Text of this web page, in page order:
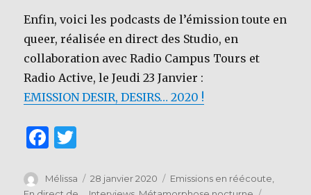
Enfin, voici les podcasts de l’émission toute en
queer, réalisée en direct des Studio, en
collaboration avec Radio Campus Tours et
Radio Active, le Jeudi 23 Janvier :
EMISSION DESIR, DESIRS… 2020 !
F
c
it
Auteur
Mélissa
Publié
le
28 janvier 2020 Catégories
Emissions en réécoute,